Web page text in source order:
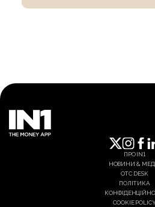
ПРО IN1
НОВИНИ &
OTC DESK
ПОЛІТИКА
COOKIE